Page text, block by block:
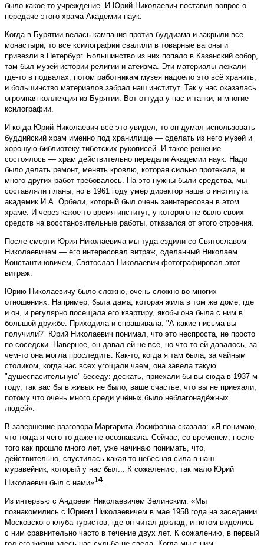
было какое-то учреждение. И Юрий Николаевич поставил вопрос о
передаче этого храма Академии наук.
Когда в Бурятии велась кампания против буддизма и закрыли все
монастыри, то все ксилографии свалили в товарные вагоны и
привезли в Петербург. Большинство из них попало в Казанский собор,
там был музей истории религии и атеизма. Эти материалы лежали
где-то в подвалах, потом работникам музея надоело это всё хранить,
и большинство материалов забрал наш институт. Так у нас оказалась
огромная коллекция из Бурятии. Вот оттуда у нас и танки, и многие
ксилографии.
И когда Юрий Николаевич всё это увидел, то он думал использовать
буддийский храм именно под хранилище — сделать из него музей и
хорошую библиотеку тибетских рукописей. И такое решение
состоялось — храм действительно передали Академии наук. Надо
было делать ремонт, менять кровлю, которая сильно протекала, и
много других работ требовалось. На это нужны были средства, мы
составляли планы, но в 1961 году умер директор нашего института
академик И.А. Орбели, который был очень заинтересован в этом
храме. И через какое-то время институт, у которого не было своих
средств на восстановительные работы, отказался от этого строения.
После смерти Юрия Николаевича мы туда ездили со Святославом
Николаевичем — его интересовал витраж, сделанный Николаем
Константиновичем, Святослав Николаевич фотографировал этот
витраж.
Юрию Николаевичу было сложно, очень сложно во многих
отношениях. Например, была дама, которая жила в том же доме, где
и он, и регулярно посещала его квартиру, якобы она была с ним в
большой дружбе. Приходила и спрашивала: "А какие письма вы
получили?" Юрий Николаевич понимал, что это неспроста, не просто
по-соседски. Наверное, он давал ей не всё, но что-то ей давалось, за
чем-то она могла проследить. Как-то, когда я там была, за чайным
столиком, когда нас всех угощали чаем, она завела такую
"душеспасительную" беседу: дескать, приехали бы вы сюда в 1937-м
году, так вас бы в живых не было, ваше счастье, что вы не приехали,
потому что очень много среди учёных было неблагонадёжных
людей».
В завершение разговора Маргарита Иосифовна сказала: «Я понимаю,
что тогда я чего-то даже не осознавала. Сейчас, со временем, после
того как прошло много лет, уже начинаю понимать, что,
действительно, спустилась какая-то небесная сила в наш
муравейник, который у нас был... К сожалению, так мало Юрий
Николаевич был с нами»14.
Из интервью с Андреем Николаевичем Зелинским: «Мы
познакомились c Юрием Николаевичем в мае 1958 года на заседании
Московского клуба туристов, где он читал доклад, и потом виделись
с ним сравнительно часто в течение двух лет. К сожалению, в первый